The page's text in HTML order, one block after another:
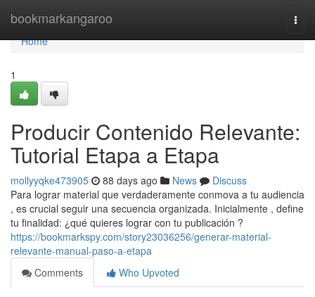
bookmarkangaroo
Home
Home
1
Producir Contenido Relevante:
Tutorial Etapa a Etapa
mollyyqke473905 88 days ago News
Discuss
Para lograr material que verdaderamente conmova a tu audiencia
, es crucial seguir una secuencia organizada. Inicialmente , define
tu finalidad: ¿qué quieres lograr con tu publicación ?
https://bookmarkspy.com/story23036256/generar-material-
relevante-manual-paso-a-etapa
Comments
Who Upvoted